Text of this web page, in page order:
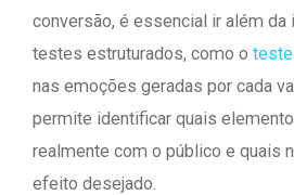
conversão, é essencial ir além da
testes estruturados, como o
nas emoções geradas por cada
permite identificar quais
realmente com o público e quais
efeito desejado.